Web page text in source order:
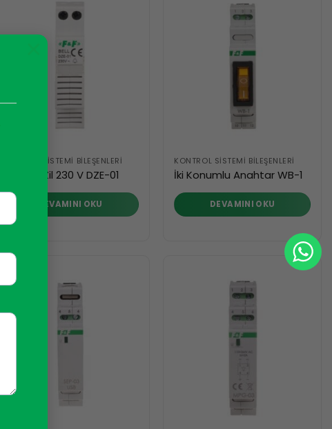
KONTROL SISTEMI BILEŞENLERI
Elektrikli Zil 230 V DZE-01
DEVAMINI OKU
KONTROL SISTEMI BILEŞENLERI
İki Konumlu Anahtar WB-1
DEVAMINI OKU